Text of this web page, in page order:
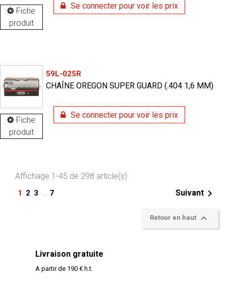
Fiche
produit
Se connecter pour voir les prix
Fiche
produit
59L-025R
CHAÎNE OREGON SUPER GUARD (.404 1,6 MM)
Se connecter pour voir les prix
Affichage 1-45 de 298 article(s)
1 2 3 … 7 Suivant 
Retour en haut 
Livraison gratuite
A partir de 190 € h.t.